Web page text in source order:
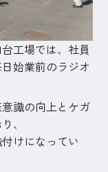
工場では、社員
始業前のラジオ
識の向上とケガ
、
けになってい